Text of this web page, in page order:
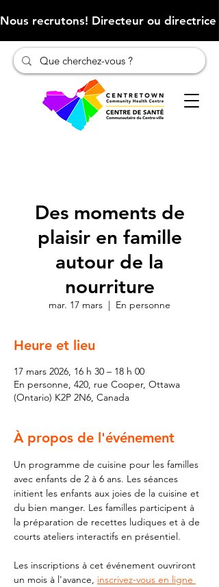
Nous recrutons! Directeur ou
Des moments de
plaisir en famille
autour de la
nourriture
mar. 17 mars
  |
En personne
Heure et lieu
17 mars 2026, 16 h 30 – 18 h 00
En personne, 420, rue Cooper, Ottawa
(Ontario) K2P 2N6, Canada
À propos de l'événement
Un programme de cuisine pour les familles
avec enfants de 2 à 6 ans. Les séances
initient les enfants aux joies de la cuisine et
du bien manger. Les familles participent à
la préparation de recettes ludiques et à de
courts ateliers interactifs en présentiel.
Les inscriptions à cet événement ouvriront
un mois à l'avance, inscrivez-vous en ligne